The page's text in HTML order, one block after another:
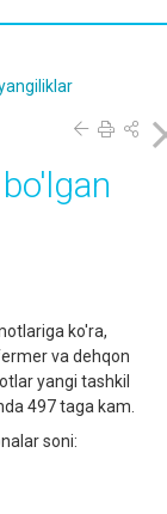
ko'ra,
va dehqon
yangi tashkil
497 taga kam.
soni: